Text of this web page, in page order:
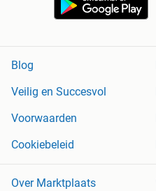
Blog
Veilig en Succesvol
Voorwaarden
Cookiebeleid
Over Marktplaats